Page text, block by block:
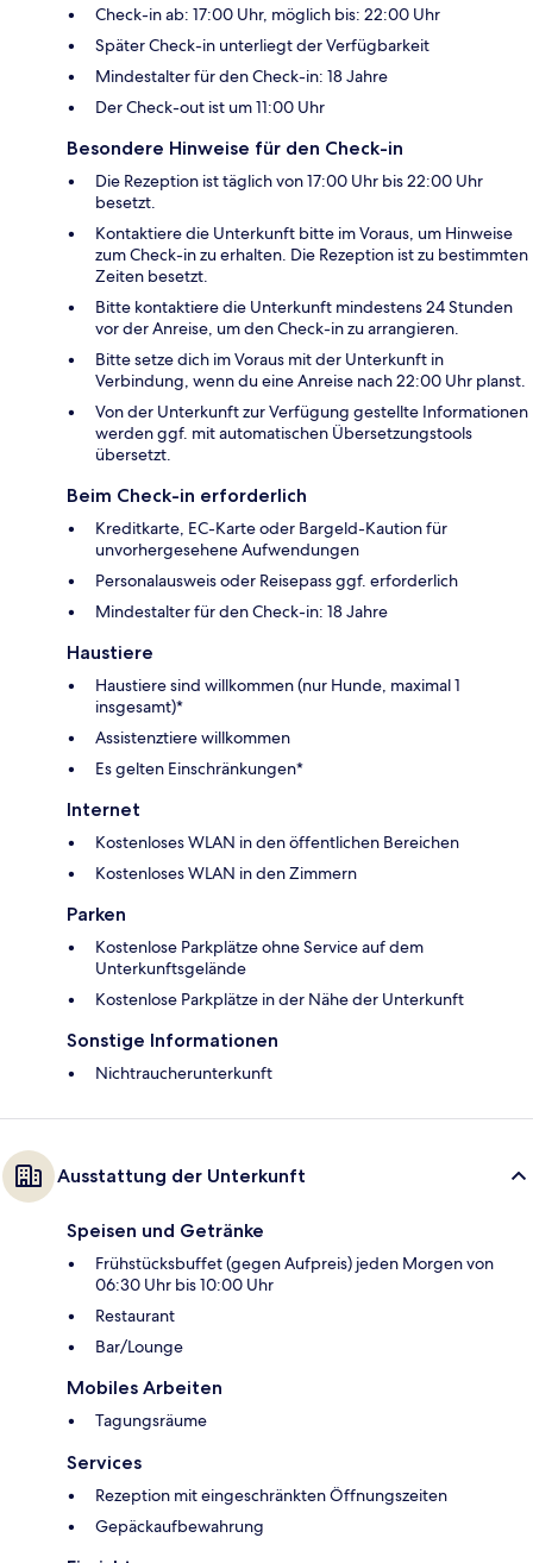
Check-in ab: 17:00 Uhr, möglich bis: 22:00 Uhr
Später Check-in unterliegt der Verfügbarkeit
Mindestalter für den Check-in: 18 Jahre
Der Check-out ist um 11:00 Uhr
Besondere Hinweise für den Check-in
Die Rezeption ist täglich von 17:00 Uhr bis 22:00 Uhr
besetzt.
Kontaktiere die Unterkunft bitte im Voraus, um Hinweise
zum Check-in zu erhalten. Die Rezeption ist zu bestimmten
Zeiten besetzt.
Bitte kontaktiere die Unterkunft mindestens 24 Stunden
vor der Anreise, um den Check-in zu arrangieren.
Bitte setze dich im Voraus mit der Unterkunft in
Verbindung, wenn du eine Anreise nach 22:00 Uhr planst.
Von der Unterkunft zur Verfügung gestellte Informationen
werden ggf. mit automatischen Übersetzungstools
übersetzt.
Beim Check-in erforderlich
Kreditkarte, EC-Karte oder Bargeld-Kaution für
unvorhergesehene Aufwendungen
Personalausweis oder Reisepass ggf. erforderlich
Mindestalter für den Check-in: 18 Jahre
Haustiere
Haustiere sind willkommen (nur Hunde, maximal 1
insgesamt)*
Assistenztiere willkommen
Es gelten Einschränkungen*
Internet
Kostenloses WLAN in den öffentlichen Bereichen
Kostenloses WLAN in den Zimmern
Parken
Kostenlose Parkplätze ohne Service auf dem
Unterkunftsgelände
Kostenlose Parkplätze in der Nähe der Unterkunft
Sonstige Informationen
Nichtraucherunterkunft
Ausstattung der Unterkunft
Speisen und Getränke
Frühstücksbuffet (gegen Aufpreis) jeden Morgen von
06:30 Uhr bis 10:00 Uhr
Restaurant
Bar/Lounge
Mobiles Arbeiten
Tagungsräume
Services
Rezeption mit eingeschränkten Öffnungszeiten
Gepäckaufbewahrung